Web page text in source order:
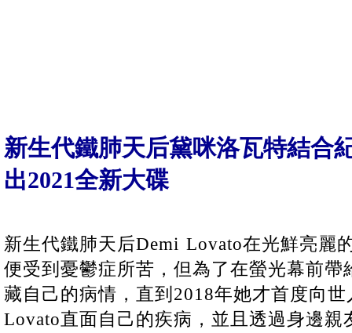
新生代鐵肺天后黛咪洛瓦特結合
出2021全新大碟
新生代鐵肺天后Demi Lovato在光鮮亮麗
便受到憂鬱症所苦，但為了在螢光幕前帶
藏自己的病情，直到2018年她才首度向
Lovato直面自己的疾病，並且透過身邊親